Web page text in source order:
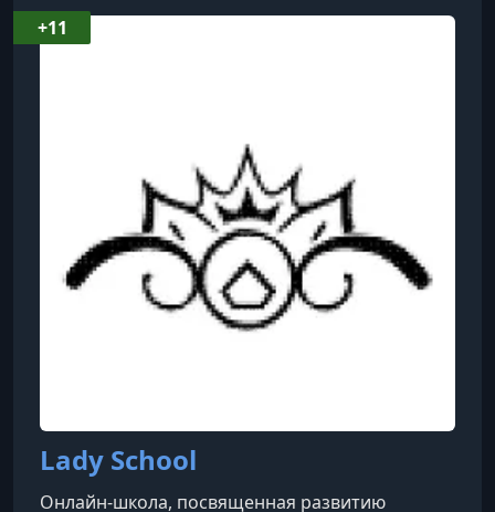
Lady School
Онлайн-школа, посвященная развитию
+11